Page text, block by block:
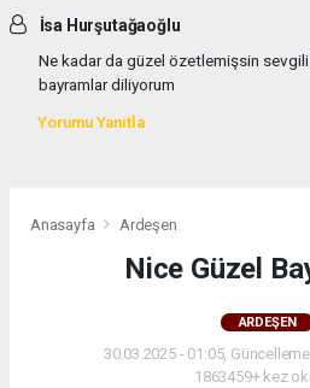
İsa Hurşutağaoğlu
Ne kadar da güzel özetlemişsin sevgili
bayramlar diliyorum
Yorumu Yanıtla
Anasayfa Ardeşen
Nice Güzel
ARDEŞEN
30.03.2025 - 01:05,
1863459+ kez